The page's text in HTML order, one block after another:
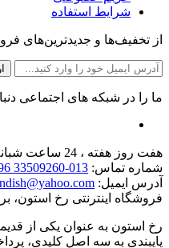
شرایط استفاده
از تخفیف‌ها و جدیدترین‌های
ما را در شبکه های اجتماعی
هفت روز هفته ، 24 ساعت شبانه‌روز پاسخگوی شما هستیم.
شماره تماس: 013-33509260 09111830296
آدرس ایمیل:
فروشگاه اینترنتی رخ استون،
رخ استون به عنوان یکی از